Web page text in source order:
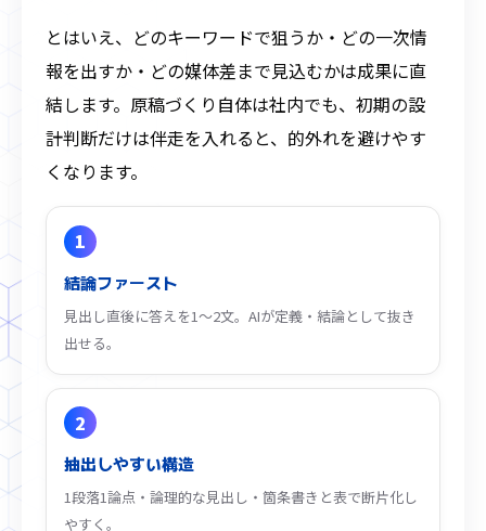
とはいえ、どのキーワードで狙うか・どの一次情
報を出すか・どの媒体差まで見込むかは成果に直
結します。原稿づくり自体は社内でも、初期の設
計判断だけは伴走を入れると、的外れを避けやす
くなります。
1
結論ファースト
見出し直後に答えを1〜2文。AIが定義・結論として抜き
出せる。
2
抽出しやすい構造
1段落1論点・論理的な見出し・箇条書きと表で断片化し
やすく。